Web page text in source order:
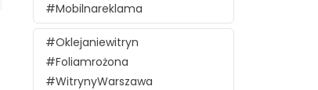
#mobilnareklama
#oklejaniewitryn
#foliamrożona
#witrynyWarszawa